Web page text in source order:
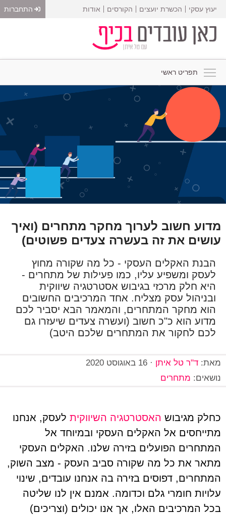
יעוץ עסקי הכשרת יועצים הקורסים אודות התחברות
תפריט ראשי
מדוע חשוב לערוך מחקר מתחרים (ואיך
עושים את זה בעשרה צעדים פשוטים)
הבנת האקלים העסקי - כל מה שקורה מחוץ
לעסק ומשפיע עליו, כמו פעילות של מתחרים -
היא חלק מרכזי בגיבוש אסטרטגיה שיווקית
ובניהול עסק מצליח. אחד המרכיבים החשובים
הוא מחקר המתחרים, והמאמר הבא יסביר לכם
מדוע הוא כ"כ חשוב (ועשרה צעדים שיעזרו גם
לכם לחקור את המתחרים שלכם היטב)
מאת: ד"ר טל איתן· 16 באוגוסט 2020
נושאים: מתחרים
כחלק מגיבוש האסטרטגיה השיווקיתלעסק, אנחנו
מתייחסים אל האקלים העסקי ובמיוחד אל
המתחרים הפועלים בזירה שלנו. האקלים העסקי
מתאר את כל מה שקורה סביב העסק - מצב השוק,
המתחרים, דפוסים בזירה בה אנחנו עובדים, שינוי
עלויות חומרי גלם וכדומה. אמנם אין לנו שליטה
בכל המרכיבים האלו, אך אנו יכולים (וצריכים)